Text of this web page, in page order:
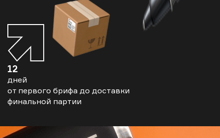
12
дней
от первого брифа до доставки
финальной партии